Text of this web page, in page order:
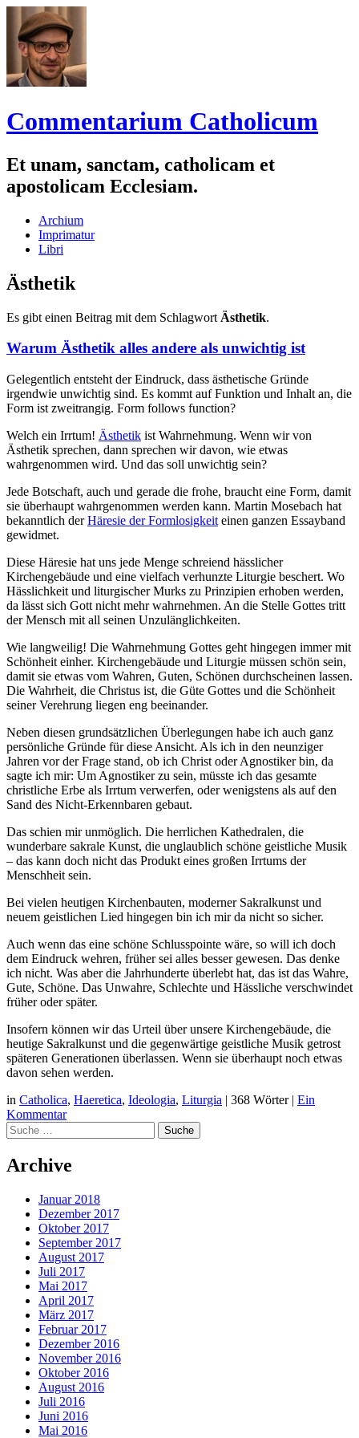
Commentarium Catholicum
Et unam, sanctam, catholicam et
apostolicam Ecclesiam.
Zum
Inhalt
springen
Archium
Imprimatur
Libri
Ästhetik
Es gibt einen Beitrag mit dem Schlagwort Ästhetik.
Warum Ästhetik alles andere als unwichtig ist
Gelegentlich entsteht der Eindruck, dass ästhetische Gründe
irgendwie unwichtig sind. Es kommt auf Funktion und Inhalt an, die
Form ist zweitrangig. Form follows function?
Welch ein Irrtum! Ästhetik ist Wahrnehmung. Wenn wir von
Ästhetik sprechen, dann sprechen wir davon, wie etwas
wahrgenommen wird. Und das soll unwichtig sein?
Jede Botschaft, auch und gerade die frohe, braucht eine Form, damit
sie überhaupt wahrgenommen werden kann. Martin Mosebach hat
bekanntlich derHäresie der Formlosigkeit einen ganzen Essayband
gewidmet.
Diese Häresie hat uns jede Menge schreiend hässlicher
Kirchengebäude und eine vielfach verhunzte Liturgie beschert. Wo
Hässlichkeit und liturgischer Murks zu Prinzipien erhoben werden,
da lässt sich Gott nicht mehr wahrnehmen. An die Stelle Gottes tritt
der Mensch mit all seinen Unzulänglichkeiten.
Wie langweilig! Die Wahrnehmung Gottes geht hingegen immer mit
Schönheit einher. Kirchengebäude und Liturgie müssen schön sein,
damit sie etwas vom Wahren, Guten, Schönen durchscheinen lassen.
Die Wahrheit, die Christus ist, die Güte Gottes und die Schönheit
seiner Verehrung liegen eng beeinander.
Neben diesen grundsätzlichen Überlegungen habe ich auch ganz
persönliche Gründe für diese Ansicht. Als ich in den neunziger
Jahren vor der Frage stand, ob ich Christ oder Agnostiker bin, da
sagte ich mir: Um Agnostiker zu sein, müsste ich das gesamte
christliche Erbe als Irrtum verwerfen, oder wenigstens als auf den
Sand des Nicht-Erkennbaren gebaut.
Das schien mir unmöglich. Die herrlichen Kathedralen, die
wunderbare sakrale Kunst, die unglaublich schöne geistliche Musik
– das kann doch nicht das Produkt eines großen Irrtums der
Menschheit sein.
Bei vielen heutigen Kirchenbauten, moderner Sakralkunst und
neuem geistlichen Lied hingegen bin ich mir da nicht so sicher.
Auch wenn das eine schöne Schlusspointe wäre, so will ich doch
dem Eindruck wehren, früher sei alles besser gewesen. Das denke
ich nicht. Was aber die Jahrhunderte überlebt hat, das ist das Wahre,
Gute, Schöne. Das Unwahre, Schlechte und Hässliche verschwindet
früher oder später.
Insofern können wir das Urteil über unsere Kirchengebäude, die
heutige Sakralkunst und die gegenwärtige geistliche Musik getrost
späteren Generationen überlassen. Wenn sie überhaupt noch etwas
davon sehen werden.
in Catholica, Haeretica, Ideologia, Liturgia | 368 Wörter | Ein
Kommentar
Suche
Archive
Januar 2018
Dezember 2017
Oktober 2017
September 2017
August 2017
Juli 2017
Mai 2017
April 2017
März 2017
Februar 2017
Dezember 2016
November 2016
Oktober 2016
August 2016
Juli 2016
Juni 2016
Mai 2016